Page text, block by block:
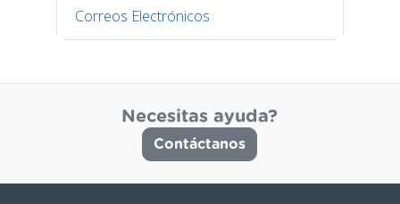
Correos Electrónicos
Necesitas ayuda?
Contáctanos